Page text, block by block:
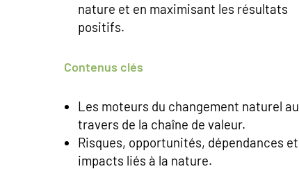
nature et en maximisant les résultats
positifs.
Contenus clés
Les moteurs du changement naturel au
travers de la chaîne de valeur.
Risques, opportunités, dépendances et
impacts liés à la nature.